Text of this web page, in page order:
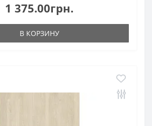
1 375.00грн.
В КОРЗИНУ